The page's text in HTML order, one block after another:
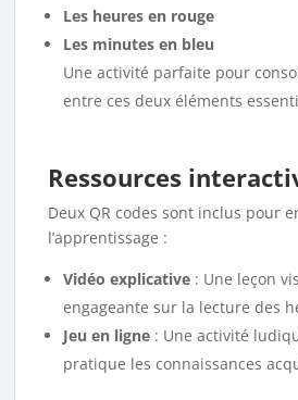
Les heures en rouge
Les minutes en bleu
Une activité parfaite pour
entre ces deux éléments
Ressources
Deux QR codes sont inclus pour
l’apprentissage :
Vidéo explicative : Une leçon
engageante sur la lecture des
Jeu en ligne : Une activité
pratique les connaissances